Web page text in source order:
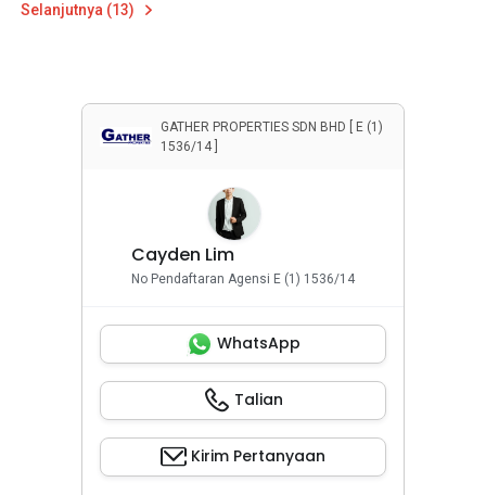
Selanjutnya (13)
GATHER PROPERTIES SDN BHD [ E (1)
1536/14 ]
Cayden Lim
No Pendaftaran Agensi E (1) 1536/14
WhatsApp
Talian
Kirim Pertanyaan